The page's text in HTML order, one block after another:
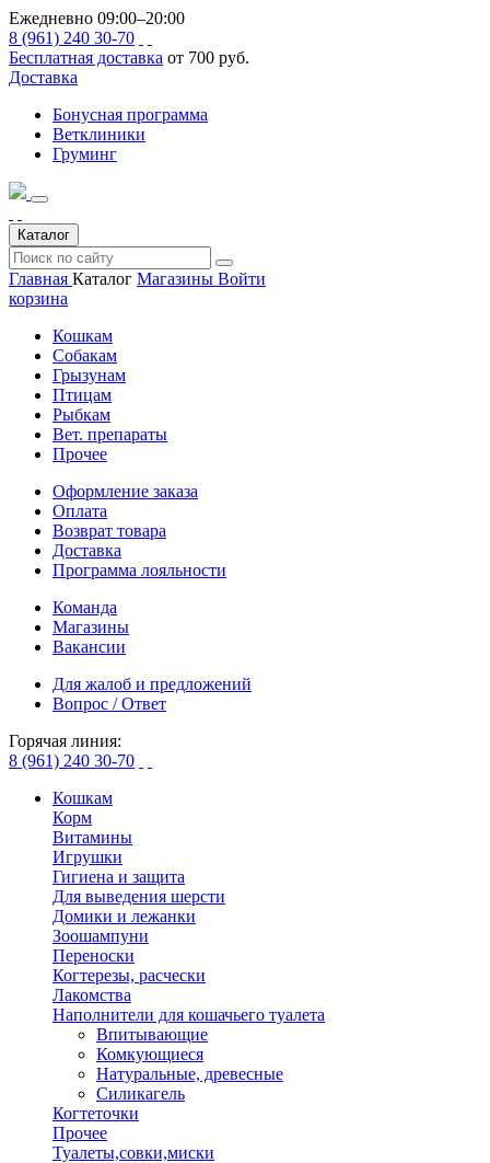
Ежедневно 09:00–20:00
8 (961) 240 30-70
Бесплатная доставка от 700 руб.
Доставка
Бонусная программа
Ветклиники
Груминг
Каталог
Главная Каталог Магазины Войти
корзина
Кошкам
Собакам
Грызунам
Птицам
Рыбкам
Вет. препараты
Прочее
Оформление заказа
Оплата
Возврат товара
Доставка
Программа лояльности
Команда
Магазины
Вакансии
Для жалоб и предложений
Вопрос / Ответ
Горячая линия:
8 (961) 240 30-70
Кошкам
Корм
Витамины
Игрушки
Гигиена и защита
Для выведения шерсти
Домики и лежанки
Зоошампуни
Переноски
Когтерезы, расчески
Лакомства
Наполнители для кошачьего туалета
Впитывающие
Комкующиеся
Натуральные, древесные
Силикагель
Когтеточки
Прочее
Туалеты,совки,миски